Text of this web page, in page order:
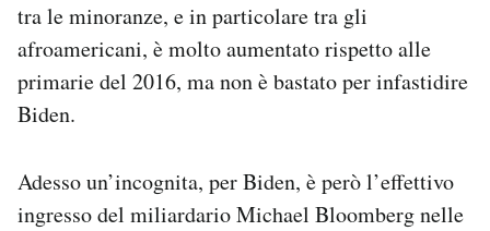
tra le minoranze, e in particolare tra gli
afroamericani, è molto aumentato rispetto alle
primarie del 2016, ma non è bastato per infastidire
Biden.
Adesso un’incognita, per Biden, è però l’effettivo
ingresso del miliardario Michael Bloomberg nelle